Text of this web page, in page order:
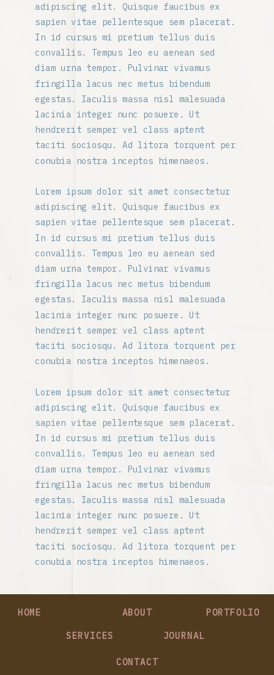
adipiscing elit. Quisque faucibus ex
sapien vitae pellentesque sem placerat.
In id cursus mi pretium tellus duis
convallis. Tempus leo eu aenean sed
diam urna tempor. Pulvinar vivamus
fringilla lacus nec metus bibendum
egestas. Iaculis massa nisl malesuada
lacinia integer nunc posuere. Ut
hendrerit semper vel class aptent
taciti sociosqu. Ad litora torquent per
conubia nostra inceptos himenaeos.
Lorem ipsum dolor sit amet consectetur
adipiscing elit. Quisque faucibus ex
sapien vitae pellentesque sem placerat.
In id cursus mi pretium tellus duis
convallis. Tempus leo eu aenean sed
diam urna tempor. Pulvinar vivamus
fringilla lacus nec metus bibendum
egestas. Iaculis massa nisl malesuada
lacinia integer nunc posuere. Ut
hendrerit semper vel class aptent
taciti sociosqu. Ad litora torquent per
conubia nostra inceptos himenaeos.
Lorem ipsum dolor sit amet consectetur
adipiscing elit. Quisque faucibus ex
sapien vitae pellentesque sem placerat.
In id cursus mi pretium tellus duis
convallis. Tempus leo eu aenean sed
diam urna tempor. Pulvinar vivamus
fringilla lacus nec metus bibendum
egestas. Iaculis massa nisl malesuada
lacinia integer nunc posuere. Ut
hendrerit semper vel class aptent
taciti sociosqu. Ad litora torquent per
conubia nostra inceptos himenaeos.
HOME
JOURNAL
CONTACT
PORTFOLIO
SERVICES
ABOUT